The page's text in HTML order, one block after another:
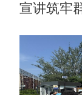
宣讲筑牢